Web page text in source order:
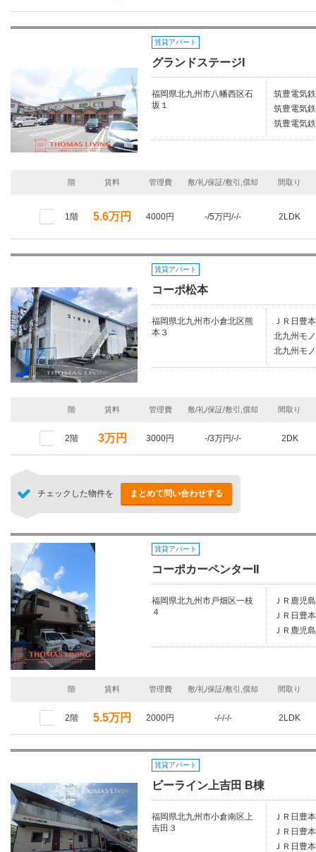
賃貸アパート
グランドステージI
福岡県北九州市八幡西区石
坂１
筑豊電気
筑豊電気
筑豊電気
階 賃料 管理費 敷/礼/保証/敷引,償却 間取り
1階 5.6万円 4000円 -/5万円/-/- 2LDK
賃貸アパート
コーポ松本
福岡県北九州市小倉北区熊
本３
ＪＲ日豊
北九州モ
北九州モ
階 賃料 管理費 敷/礼/保証/敷引,償却 間取り
2階 3万円 3000円 -/3万円/-/- 2DK
チェックした物件を まとめて問い合わせする
賃貸アパート
コーポカーペンターII
福岡県北九州市戸畑区一枝
４
ＪＲ鹿児
ＪＲ日豊
ＪＲ鹿児
階 賃料 管理費 敷/礼/保証/敷引,償却 間取り
2階 5.5万円 2000円 -/-/-/- 2LDK
賃貸アパート
ビーライン上吉田 B棟
福岡県北九州市小倉南区上
吉田３
ＪＲ日豊
ＪＲ日豊
ＪＲ日豊